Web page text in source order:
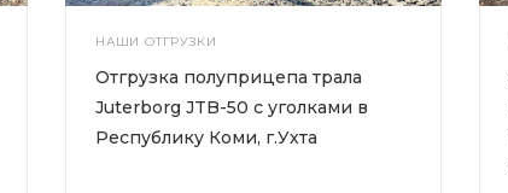
НАШИ ОТГРУЗКИ
Отгрузка полуприцепа трала
Juterborg JTB-50 с уголками в
Республику Коми, г.Ухта